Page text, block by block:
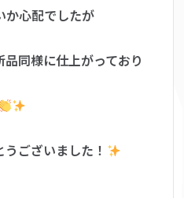
か心配でしたが
同様に仕上がっており
ございました！